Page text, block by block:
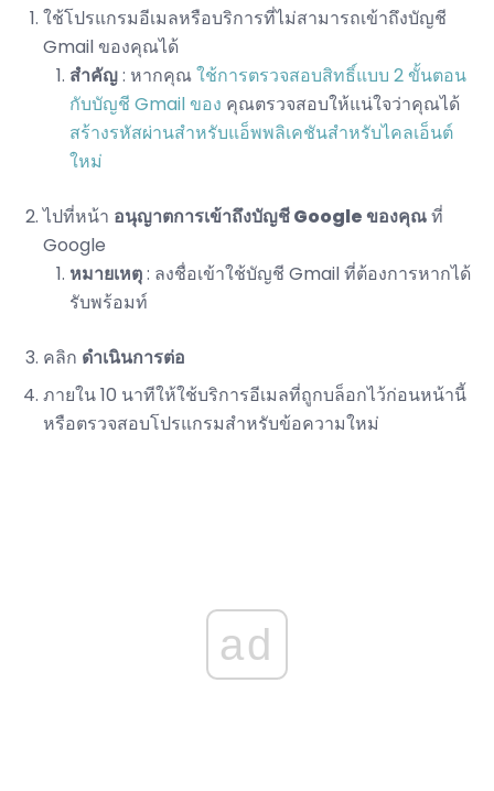
ใช้โปรแกรมอีเมลหรือบริการที่ไม่สามารถเข้าถึงบัญชี
Gmail ของคุณได้
สำคัญ: หากคุณใช้การตรวจสอบสิทธิ์แบบ 2 ขั้นตอน
กับบัญชี Gmail ของ คุณตรวจสอบให้แน่ใจว่าคุณได้
สร้างรหัสผ่านสำหรับแอ็พพลิเคชันสำหรับไคลเอ็นต์
ใหม่
ไปที่หน้า อนุญาตการเข้าถึงบัญชี Google ของคุณที่
Google
หมายเหตุ: ลงชื่อเข้าใช้บัญชี Gmail ที่ต้องการหากได้
รับพร้อมท์
คลิก ดำเนินการต่อ
ภายใน 10 นาทีให้ใช้บริการอีเมลที่ถูกบล็อกไว้ก่อนหน้านี้
หรือตรวจสอบโปรแกรมสำหรับข้อความใหม่
ad